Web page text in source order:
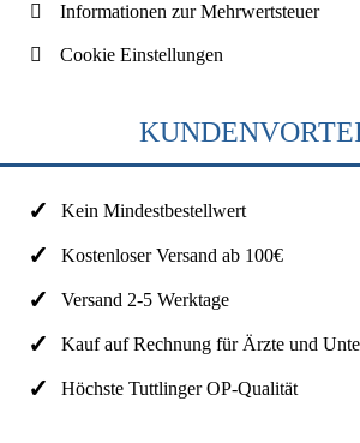
Informationen zur Mehrwertsteuer
Cookie Einstellungen
Kein Mindestbestellwert
Kostenloser Versand ab 100€
Versand 2-5 Werktage
Kauf auf Rechnung für Ärzte und
Höchste Tuttlinger OP-Qualität